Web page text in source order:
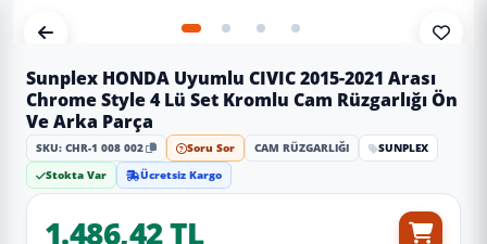
Sunplex HONDA Uyumlu CIVIC 2015-2021 Arası
Chrome Style 4 Lü Set Kromlu Cam Rüzgarlığı Ön
Ve Arka Parça
SKU: CHR-1 008 002 Soru Sor CAM RÜZGARLIĞI
SUNPLEX
Stokta Var
Ücretsiz Kargo
1.486,42 TL